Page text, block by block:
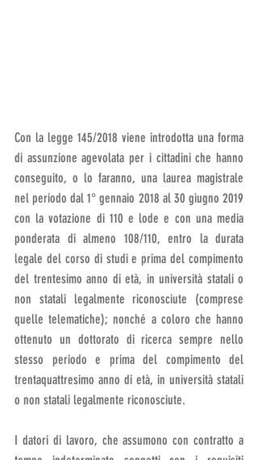
Con la legge 145/2018 viene introdotta una forma
di assunzione agevolata per i cittadini che hanno
conseguito, o lo faranno, una laurea magistrale
nel periodo dal 1° gennaio 2018 al 30 giugno 2019
con la votazione di 110 e lode e con una media
ponderata di almeno 108/110, entro la durata
legale del corso di studi e prima del compimento
del trentesimo anno di età, in università statali o
non statali legalmente riconosciute (comprese
quelle telematiche); nonché a coloro che hanno
ottenuto un dottorato di ricerca sempre nello
stesso periodo e prima del compimento del
trentaquattresimo anno di età, in università statali
o non statali legalmente riconosciute.
I datori di lavoro, che assumono con contratto a